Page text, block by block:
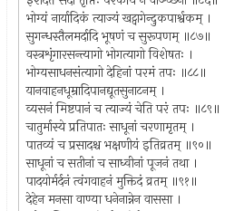
भोग्यं नार्यादिकं त्याज्यं खट्वागेन्दुकपार्श्वकम् ।
सुगन्धस्तैलमर्दादि भूषणं च सुरूपणम् ॥८७॥
वस्त्रशृंगारसन्त्यागो भोगत्यागो विशेषतः ।
भोग्यसाधनसंत्यागो देहिनां परमं तपः ॥८८॥
यानवाहनधूम्रादिपानद्यूतसुनाटनम् ।
व्यसनं मिष्टपानं च त्याज्यं चेति परं तपः ॥८९॥
चातुर्मास्ये प्रतिपातः साधूनां चरणामृतम् ।
पातव्यं च प्रसादश्च भक्षणीयं इतिव्रतम् ॥९०॥
साधूनां च सतीनां च साध्वीनां पूजनं तथा ।
पादयोर्मर्दनं त्वंगवाहनं मुक्तिदं व्रतम् ॥९१॥
देहेन मनसा वाण्या धनेनान्नेन वाससा ।